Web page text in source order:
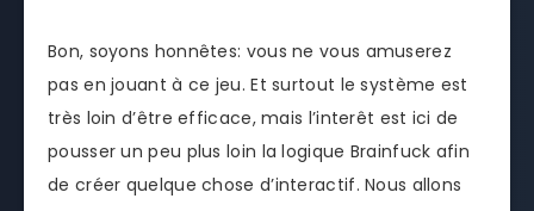
Bon, soyons honnêtes: vous ne vous amuserez
pas en jouant à ce jeu. Et surtout le système est
très loin d’être efficace, mais l’interêt est ici de
pousser un peu plus loin la logique Brainfuck afin
de créer quelque chose d’interactif. Nous allons